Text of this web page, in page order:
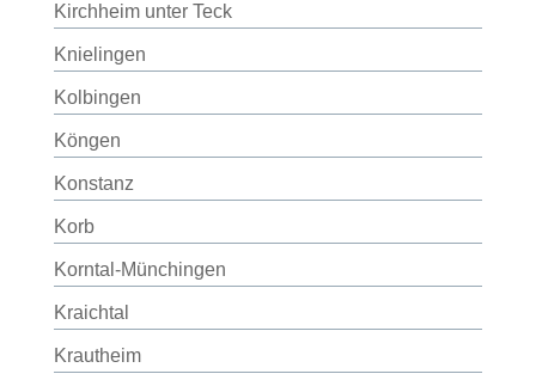
Kirchheim unter Teck
Knielingen
Kolbingen
Köngen
Konstanz
Korb
Korntal-Münchingen
Kraichtal
Krautheim